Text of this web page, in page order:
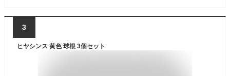
3
ヒヤシンス 黄色 球根 3個セット